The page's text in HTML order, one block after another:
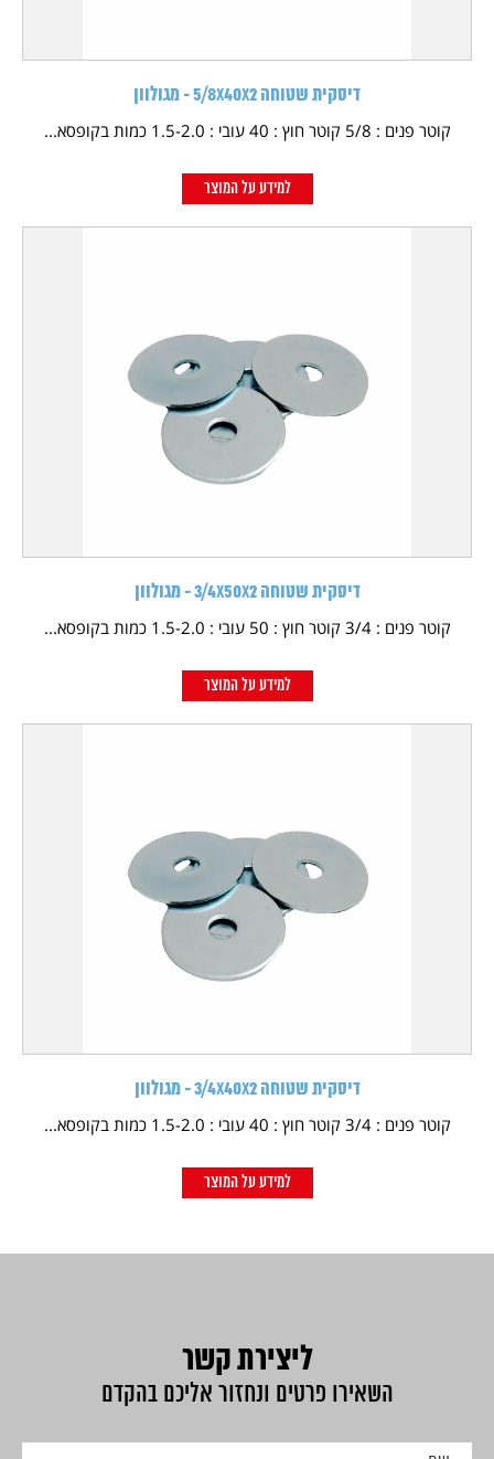
דיסקית שטוחה 5/8X40X2 - מגולוון
קוטר פנים : 5/8 קוטר חוץ : 40 עובי : 1.5-2.0 כמות בקופסא...
למידע על המוצר
דיסקית שטוחה 3/4X50X2 - מגולוון
קוטר פנים : 3/4 קוטר חוץ : 50 עובי : 1.5-2.0 כמות בקופסא...
למידע על המוצר
דיסקית שטוחה 3/4X40X2 - מגולוון
קוטר פנים : 3/4 קוטר חוץ : 40 עובי : 1.5-2.0 כמות בקופסא...
למידע על המוצר
ליצירת קשר
השאירו פרטים ונחזור אליכם בהקדם